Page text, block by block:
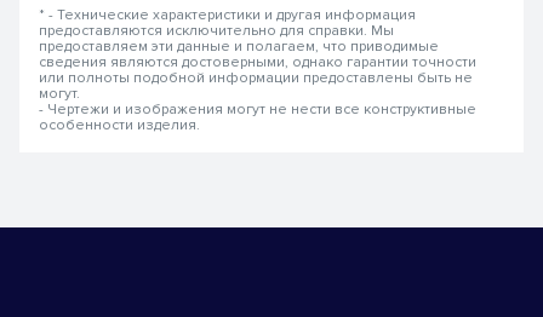
* - Технические характеристики и другая информация
предоставляются исключительно для справки. Мы
предоставляем эти данные и полагаем, что приводимые
сведения являются достоверными, однако гарантии точности
или полноты подобной информации предоставлены быть не
могут.
- Чертежи и изображения могут не нести все конструктивные
особенности изделия.